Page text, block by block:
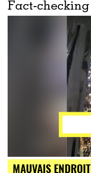
Fact-checking
MAUVAIS ENDROIT